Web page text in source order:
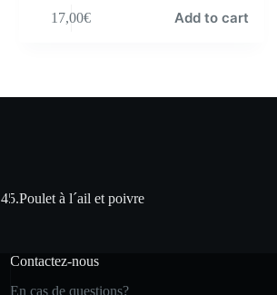
17,00€ Add to cart
45.Poulet à l´ail et poivre
Contactez-nous
En cas de questions?